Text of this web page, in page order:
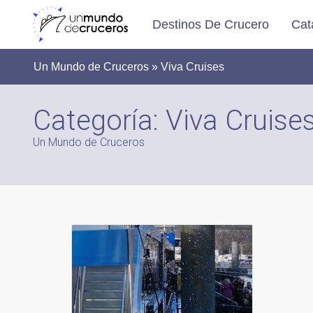
Destinos De Crucero
Un Mundo de Cruceros » Viva Cruises
Categoría: Viva
Un Mundo de Cruceros